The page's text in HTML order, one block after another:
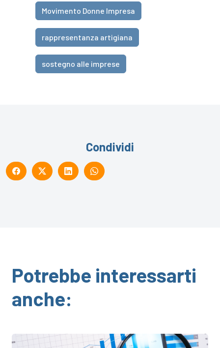
Movimento Donne Impresa
rappresentanza artigiana
sostegno alle imprese
Condividi
Potrebbe interessarti
anche: